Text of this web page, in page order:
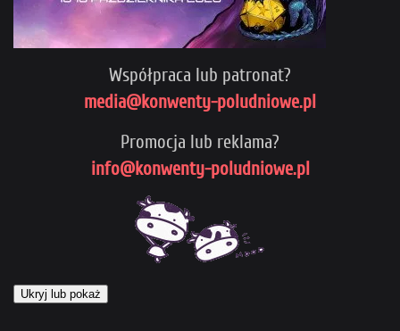
Współpraca lub patronat?
media@konwenty-poludniowe.pl
Promocja lub reklama?
info@konwenty-poludniowe.pl
Ukryj lub pokaż